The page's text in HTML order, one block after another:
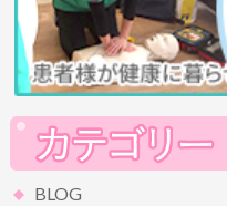
BLOG